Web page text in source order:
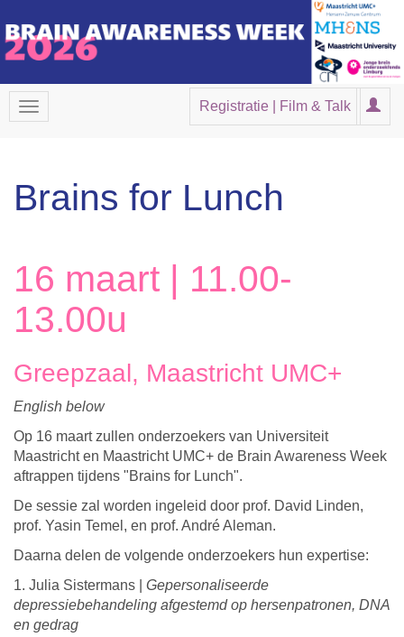
Registratie | Film & Talk
Brains for Lunch
16 maart | 11.00-
13.00u
Greepzaal, Maastricht UMC+
English below
Op 16 maart zullen onderzoekers van Universiteit
Maastricht en Maastricht UMC+ de Brain Awareness Week
aftrappen tijdens "Brains for Lunch".
De sessie zal worden ingeleid door prof. David Linden,
prof. Yasin Temel, en prof. André Aleman.
Daarna delen de volgende onderzoekers hun expertise:
1. Julia Sistermans | Gepersonaliseerde
depressiebehandeling afgestemd op hersenpatronen, DNA
en gedrag